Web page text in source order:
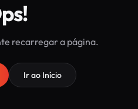
recarregar a página.
Ir ao Início